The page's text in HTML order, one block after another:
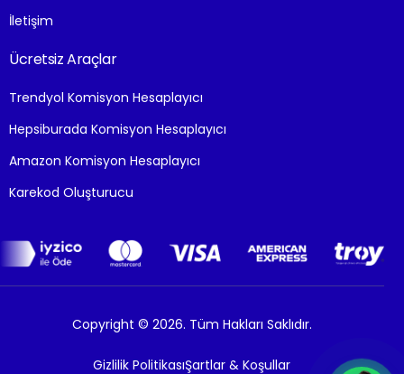
İletişim
Ücretsiz Araçlar
Trendyol Komisyon Hesaplayıcı
Hepsiburada Komisyon Hesaplayıcı
Amazon Komisyon Hesaplayıcı
Karekod Oluşturucu
Copyright © 2026. Tüm Hakları Saklıdır.
Gizlilik PolitikasıŞartlar & Koşullar